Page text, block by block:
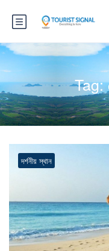
Tag:
দর্শনীয় স্থান